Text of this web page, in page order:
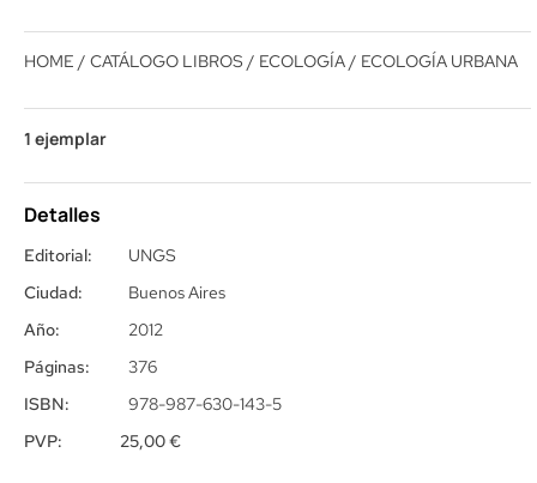
HOME / CATÁLOGO LIBROS / ECOLOGÍA/ ECOLOGÍA URBANA
1 ejemplar
Detalles
Editorial:
Ciudad:
Año:
Páginas:
ISBN:
UNGS
Buenos Aires
2012
376
978-987-630-143-5
PVP:
25,00€